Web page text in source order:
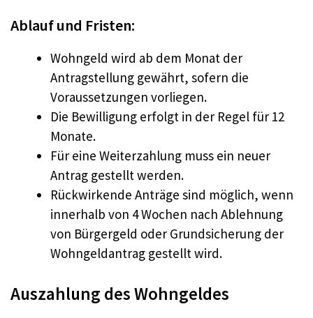
Ablauf und Fristen:
Wohngeld wird ab dem Monat der
Antragstellung gewährt, sofern die
Voraussetzungen vorliegen.
Die Bewilligung erfolgt in der Regel für 12
Monate.
Für eine Weiterzahlung muss ein neuer
Antrag gestellt werden.
Rückwirkende Anträge sind möglich, wenn
innerhalb von 4 Wochen nach Ablehnung
von Bürgergeld oder Grundsicherung der
Wohngeldantrag gestellt wird.
Auszahlung des Wohngeldes